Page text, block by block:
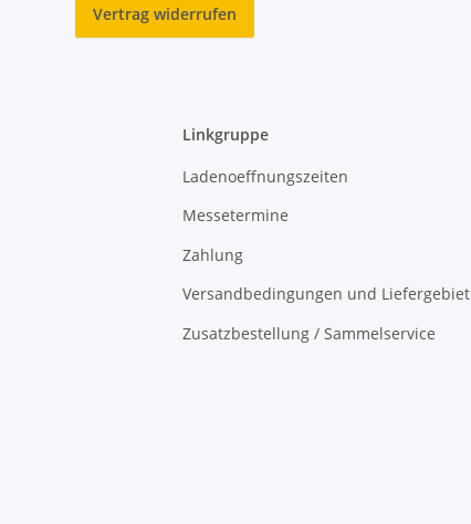
Vertrag widerrufen
Linkgruppe
Ladenoeffnungszeiten
Messetermine
Zahlung
Versandbedingungen und Liefergebiet
Zusatzbestellung / Sammelservice